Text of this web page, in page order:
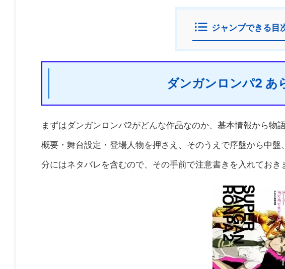
ジャンプできる目
ダンガンロンパ2 あ
まずはダンガンロンパ2がどんな作品なのか、基本情報から物
概要・舞台設定・登場人物を押さえ、そのうえで序盤から中
分にはネタバレを含むので、その手前で注意書きを入れておき